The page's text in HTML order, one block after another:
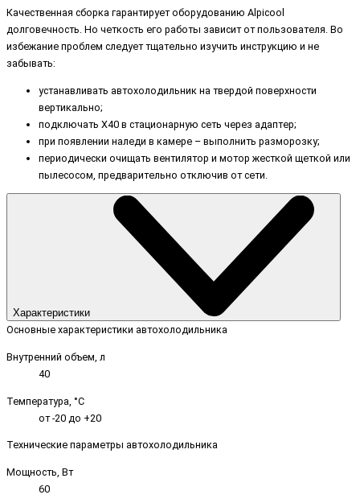
Качественная сборка гарантирует оборудованию Alpicool
долговечность. Но четкость его работы зависит от пользователя. Во
избежание проблем следует тщательно изучить инструкцию и не
забывать:
устанавливать автохолодильник на твердой поверхности
вертикально;
подключать X40 в стационарную сеть через адаптер;
при появлении наледи в камере – выполнить разморозку;
периодически очищать вентилятор и мотор жесткой щеткой или
пылесосом, предварительно отключив от сети.
Характеристики
Основные характеристики автохолодильника
Внутренний объем, л
40
Температура, °C
от -20 до +20
Технические параметры автохолодильника
Мощность, Вт
60